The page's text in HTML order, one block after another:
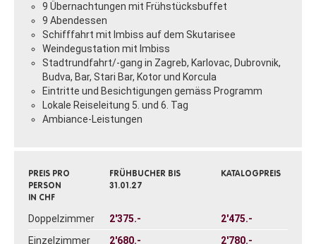
9 Übernachtungen mit Frühstücksbuffet
9 Abendessen
Schifffahrt mit Imbiss auf dem Skutarisee
Weindegustation mit Imbiss
Stadtrundfahrt/-gang in Zagreb, Karlovac, Dubrovnik,
Budva, Bar, Stari Bar, Kotor und Korcula
Eintritte und Besichtigungen gemäss Programm
Lokale Reiseleitung 5. und 6. Tag
Ambiance-Leistungen
PREIS PRO
PERSON
IN CHF
FRÜHBUCHER BIS
31.01.27
KATALOGPREIS
Doppelzimmer 2'375.-
2'475.-
Einzelzimmer
2'680.- 2'780.-